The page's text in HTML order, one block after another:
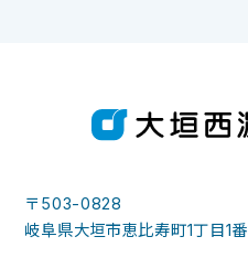
〒503-0828
岐阜県大垣市恵比寿町1丁目1